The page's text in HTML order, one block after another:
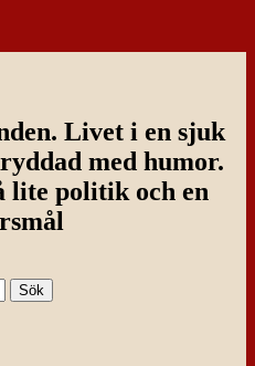
Livet i en sjuk
med humor.
lite politik och en